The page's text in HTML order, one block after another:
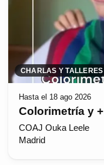
CHARLAS Y TALLERES
Hasta el 18 ago 2026
Colorimetría y +
COAJ Ouka Leele
Madrid